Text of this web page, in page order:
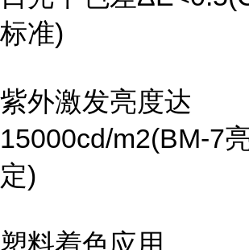
标准)
紫外激发亮度达
15000cd/m2(BM-7
定)
塑料着色应用